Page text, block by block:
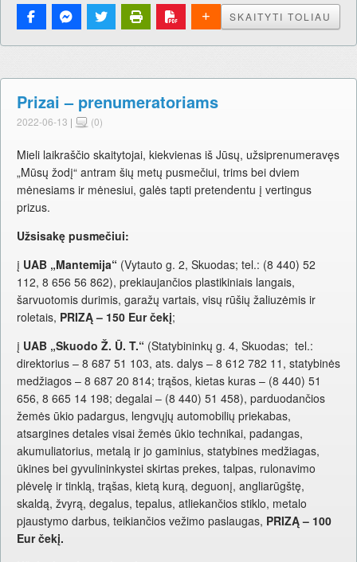
SKAITYTI TOLIAU
Prizai – prenumeratoriams
2022-06-13 | (0)
Mieli laikraščio skaitytojai, kiekvienas iš Jūsų, užsiprenumeravęs
„Mūsų žodį“ antram šių metų pusmečiui, trims bei dviem
mėnesiams ir mėnesiui, galės tapti pretendentu į vertingus
prizus.
Užsisakę pusmečiui:
į UAB „Mantemija“ (Vytauto g. 2, Skuodas; tel.: (8 440) 52
112, 8 656 56 862), prekiaujančios plastikiniais langais,
šarvuotomis durimis, garažų vartais, visų rūšių žaliuzėmis ir
roletais, PRIZĄ – 150 Eur čekį;
į UAB „Skuodo Ž. Ū. T.“ (Statybininkų g. 4, Skuodas; tel.:
direktorius – 8 687 51 103, ats. dalys – 8 612 782 11, statybinės
medžiagos – 8 687 20 814; trąšos, kietas kuras – (8 440) 51
656, 8 665 14 198; degalai – (8 440) 51 458), parduodančios
žemės ūkio padargus, lengvųjų automobilių priekabas,
atsargines detales visai žemės ūkio technikai, padangas,
akumuliatorius, metalą ir jo gaminius, statybines medžiagas,
ūkines bei gyvulininkystei skirtas prekes, talpas, rulonavimo
plėvelę ir tinklą, trąšas, kietą kurą, deguonį, angliarūgštę,
skaldą, žvyrą, degalus, tepalus, atliekančios stiklo, metalo
pjaustymo darbus, teikiančios vežimo paslaugas, PRIZĄ – 100
Eur čekį.